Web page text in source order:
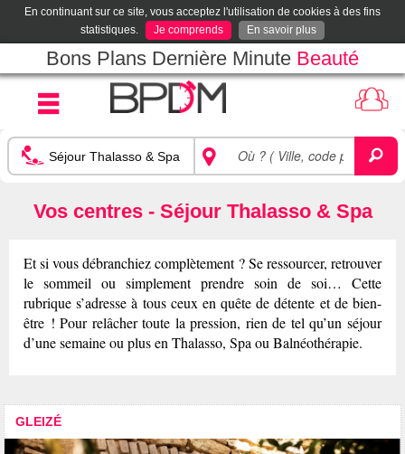
En continuant sur ce site, vous acceptez l'utilisation de cookies à des fins
statistiques.
Je comprends En savoir plus
Bons Plans Dernière Minute Beauté
Vos centres - Séjour Thalasso & Spa
Et si vous débranchiez complètement ? Se ressourcer, retrouver
le sommeil ou simplement prendre soin de soi… Cette
rubrique s’adresse à tous ceux en quête de détente et de bien-
être ! Pour relâcher toute la pression, rien de tel qu’un séjour
d’une semaine ou plus en Thalasso, Spa ou Balnéothérapie.
GLEIZÉ